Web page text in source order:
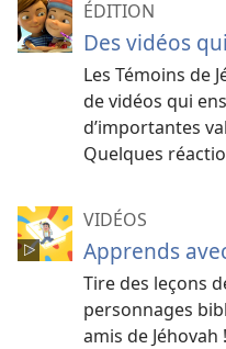
ÉDITION
Des vidéos
Les Témoins de
de vidéos qui
d’importantes
Quelques
VIDÉOS
Apprends
Tire des leçons
personnages
amis de Jéhovah !